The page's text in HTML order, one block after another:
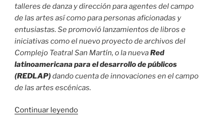
talleres de danza y dirección para agentes del campo
de las artes así como para personas aficionadas y
entusiastas. Se promovió lanzamientos de libros e
iniciativas como el nuevo proyecto de archivos del
Complejo Teatral San Martín, o la nuevaRed
latinoamericana para el desarrollo de públicos
(REDLAP)dando cuenta de innovaciones en el campo
de las artes escénicas.
Continuar leyendo«